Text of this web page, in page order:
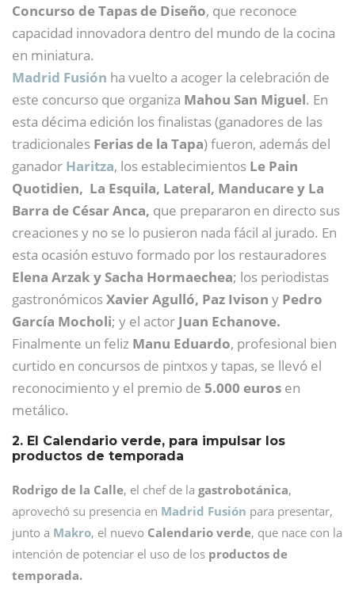
Concurso de Tapas de Diseño, que reconoce
capacidad innovadora dentro del mundo de la cocina
en miniatura.
Madrid Fusión ha vuelto a acoger la celebración de
este concurso que organiza Mahou San Miguel. En
esta décima edición los finalistas (ganadores de las
tradicionales Ferias de la Tapa) fueron, además del
ganador Haritza, los establecimientos Le Pain
Quotidien, La Esquila, Lateral, Manducare y La
Barra de César Anca, que prepararon en directo sus
creaciones y no se lo pusieron nada fácil al jurado. En
esta ocasión estuvo formado por los restauradores
Elena Arzak y Sacha Hormaechea; los periodistas
gastronómicosXavier Agulló, Paz Ivison y Pedro
García Mocholi; y el actor Juan Echanove.
Finalmente un feliz Manu Eduardo, profesional bien
curtido en concursos de pintxos y tapas, se llevó el
reconocimiento y el premio de 5.000 euros en
metálico.
2. El Calendario verde, para impulsar los
productos de temporada
Rodrigo de la Calle, el chef de la gastrobotánica,
aprovechó su presencia en Madrid Fusión para presentar,
junto a Makro, el nuevo Calendario verde, que nace con la
intención de potenciar el uso de los productos de
temporada.